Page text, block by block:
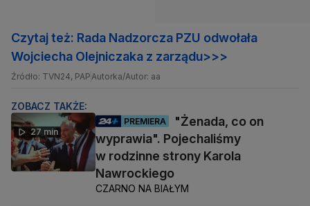
Czytaj też: Rada Nadzorcza PZU odwołała
Wojciecha Olejniczaka z zarządu>>>
Źródło: TVN24, PAPAutorka/Autor: aa
ZOBACZ TAKŻE:
27 min
PREMIERA
"Żenada, co on
wyprawia". Pojechaliśmy
w rodzinne strony Karola
Nawrockiego
CZARNO NA BIAŁYM